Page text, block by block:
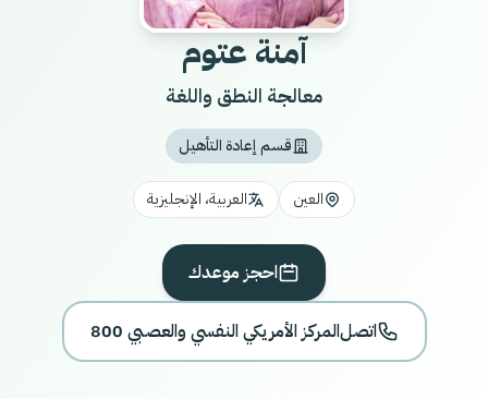
آمنة عتوم
معالجة النطق واللغة
قسم إعادة التأهيل
العين العربية، الإنجليزية
احجز موعدك
اتصل800 المركز الأمريكي النفسي والعصبي